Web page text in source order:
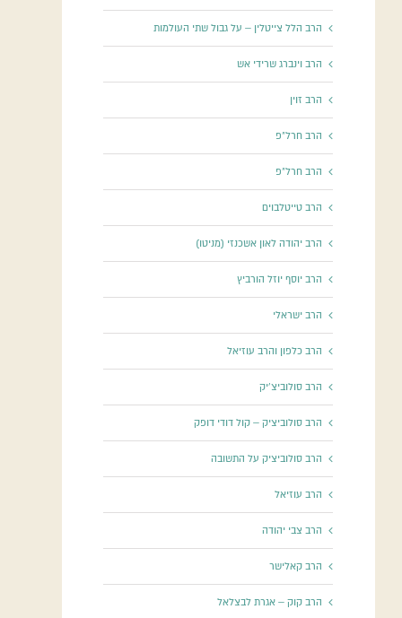
הרב הלל צייטלין – על גבול שתי העולמות
הרב וינברג שרידי אש
הרב זוין
הרב חרל"פ
הרב חרל"פ
הרב טייטלבוים
הרב יהודה לאון אשכנזי (מניטו)
הרב יוסף יוזל הורביץ
הרב ישראלי
הרב כלפון והרב עוזיאל
הרב סולוביצ'יק
הרב סולוביציק – קול דודי דופק
הרב סולוביציק על התשובה
הרב עוזיאל
הרב צבי יהודה
הרב קאלישר
הרב קוק – אגרת לבצלאל